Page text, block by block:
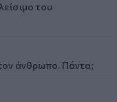
του
άνθρωπο. Πάντα;